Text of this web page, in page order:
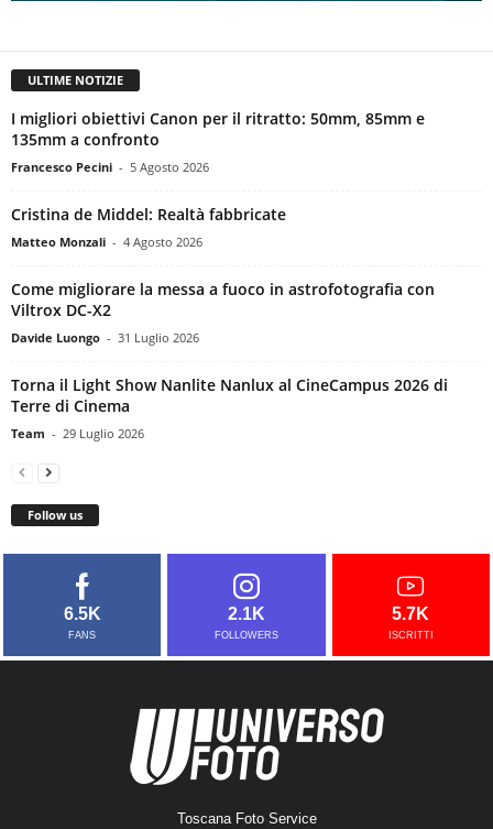
ULTIME NOTIZIE
I migliori obiettivi Canon per il ritratto: 50mm, 85mm e
135mm a confronto
Francesco Pecini - 5 Agosto 2026
Cristina de Middel: Realtà fabbricate
Matteo Monzali - 4 Agosto 2026
Come migliorare la messa a fuoco in astrofotografia con
Viltrox DC-X2
Davide Luongo - 31 Luglio 2026
Torna il Light Show Nanlite Nanlux al CineCampus 2026 di
Terre di Cinema
Team - 29 Luglio 2026
Follow us
6.5K
FANS
2.1K
FOLLOWERS
5.7K
ISCRITTI
Toscana Foto Service